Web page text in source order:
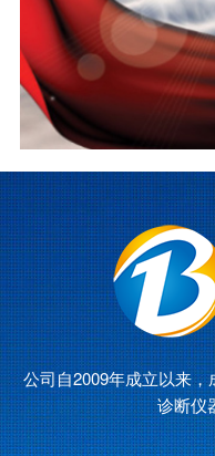
公司自2009年成立以来
诊断仪